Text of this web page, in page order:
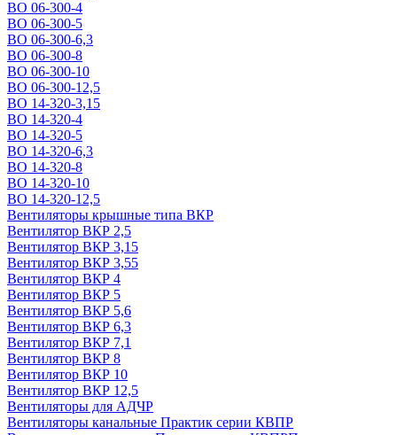
ВО 06-300-4
ВО 06-300-5
ВО 06-300-6,3
ВО 06-300-8
ВО 06-300-10
ВО 06-300-12,5
ВО 14-320-3,15
ВО 14-320-4
ВО 14-320-5
ВО 14-320-6,3
ВО 14-320-8
ВО 14-320-10
ВО 14-320-12,5
Вентиляторы крышные типа ВКР
Вентилятор ВКР 2,5
Вентилятор ВКР 3,15
Вентилятор ВКР 3,55
Вентилятор ВКР 4
Вентилятор ВКР 5
Вентилятор ВКР 5,6
Вентилятор ВКР 6,3
Вентилятор ВКР 7,1
Вентилятор ВКР 8
Вентилятор ВКР 10
Вентилятор ВКР 12,5
Вентиляторы для АДЧР
Вентиляторы канальные Практик серии КВПР